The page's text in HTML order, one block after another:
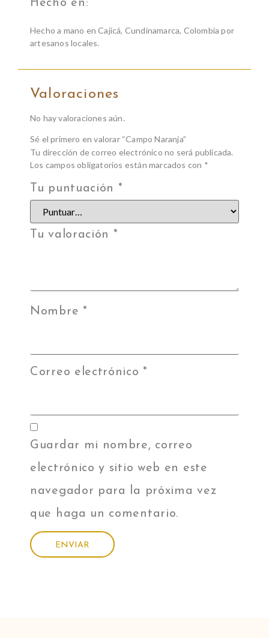
Hecho en:
Hecho a mano en Cajicá, Cundinamarca, Colombia por
artesanos locales.
Valoraciones
No hay valoraciones aún.
Sé el primero en valorar “Campo Naranja”
Tu dirección de correo electrónico no será publicada.
Los campos obligatorios están marcados con *
Tu puntuación *
Tu valoración *
Nombre *
Correo electrónico *
Guardar mi nombre, correo
electrónico y sitio web en este
navegador para la próxima vez
que haga un comentario.